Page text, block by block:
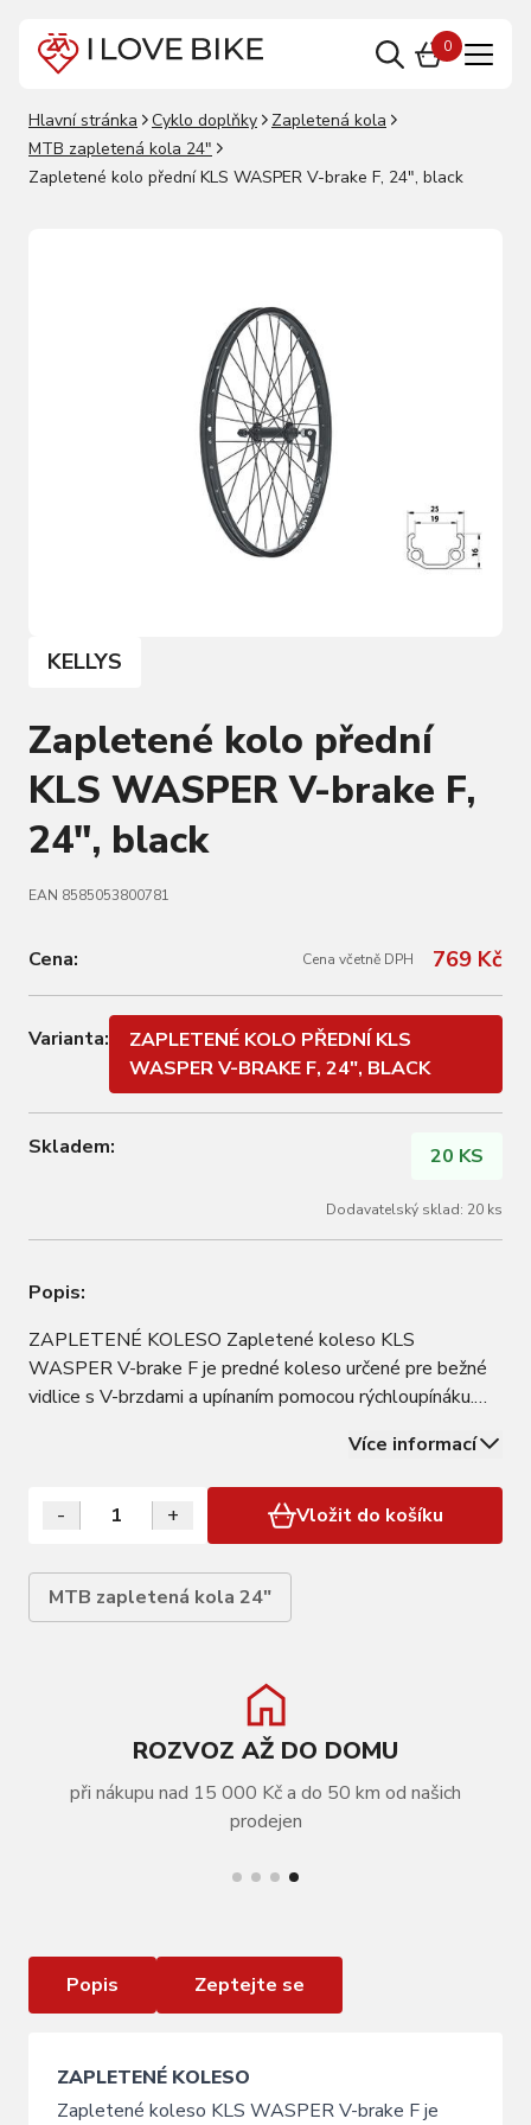
0
Hlavní stránka Cyklo doplňky
Zapletená kola
MTB zapletená kola 24"
Zapletené kolo přední KLS WASPER V-brake F, 24", black
KELLYS
Zapletené kolo přední
KLS WASPER V-brake F,
24", black
EAN 8585053800781
Cena: Cena včetně DPH 769 Kč
Varianta:
ZAPLETENÉ KOLO PŘEDNÍ KLS
WASPER V-BRAKE F, 24", BLACK
Skladem: 20 KS
Dodavatelský sklad: 20 ks
Popis:
ZAPLETENÉ KOLESO Zapletené koleso KLS
WASPER V-brake F je predné koleso určené pre bežné
vidlice s V-brzdami a upínaním pomocou rýchloupínáku.
AV Brzdy: V-brake Náboj: KLS DRIVE F Dodávané s
oskou s rýchloupínákom 9x100mm Galvanizované špice:
Více informací
- + Vložit do košíku
MTB zapletená kola 24"
ROZVOZ AŽ DO DOMU
při nákupu nad 15 000 Kč a do 50 km od našich
prodejen
VÍCE INFORMACÍ
Zapletené kolo přední KLS WASPER V-brake F,
Popis Zeptejte se
ZAPLETENÉ KOLESO
Zapletené koleso KLS WASPER V-brake F je